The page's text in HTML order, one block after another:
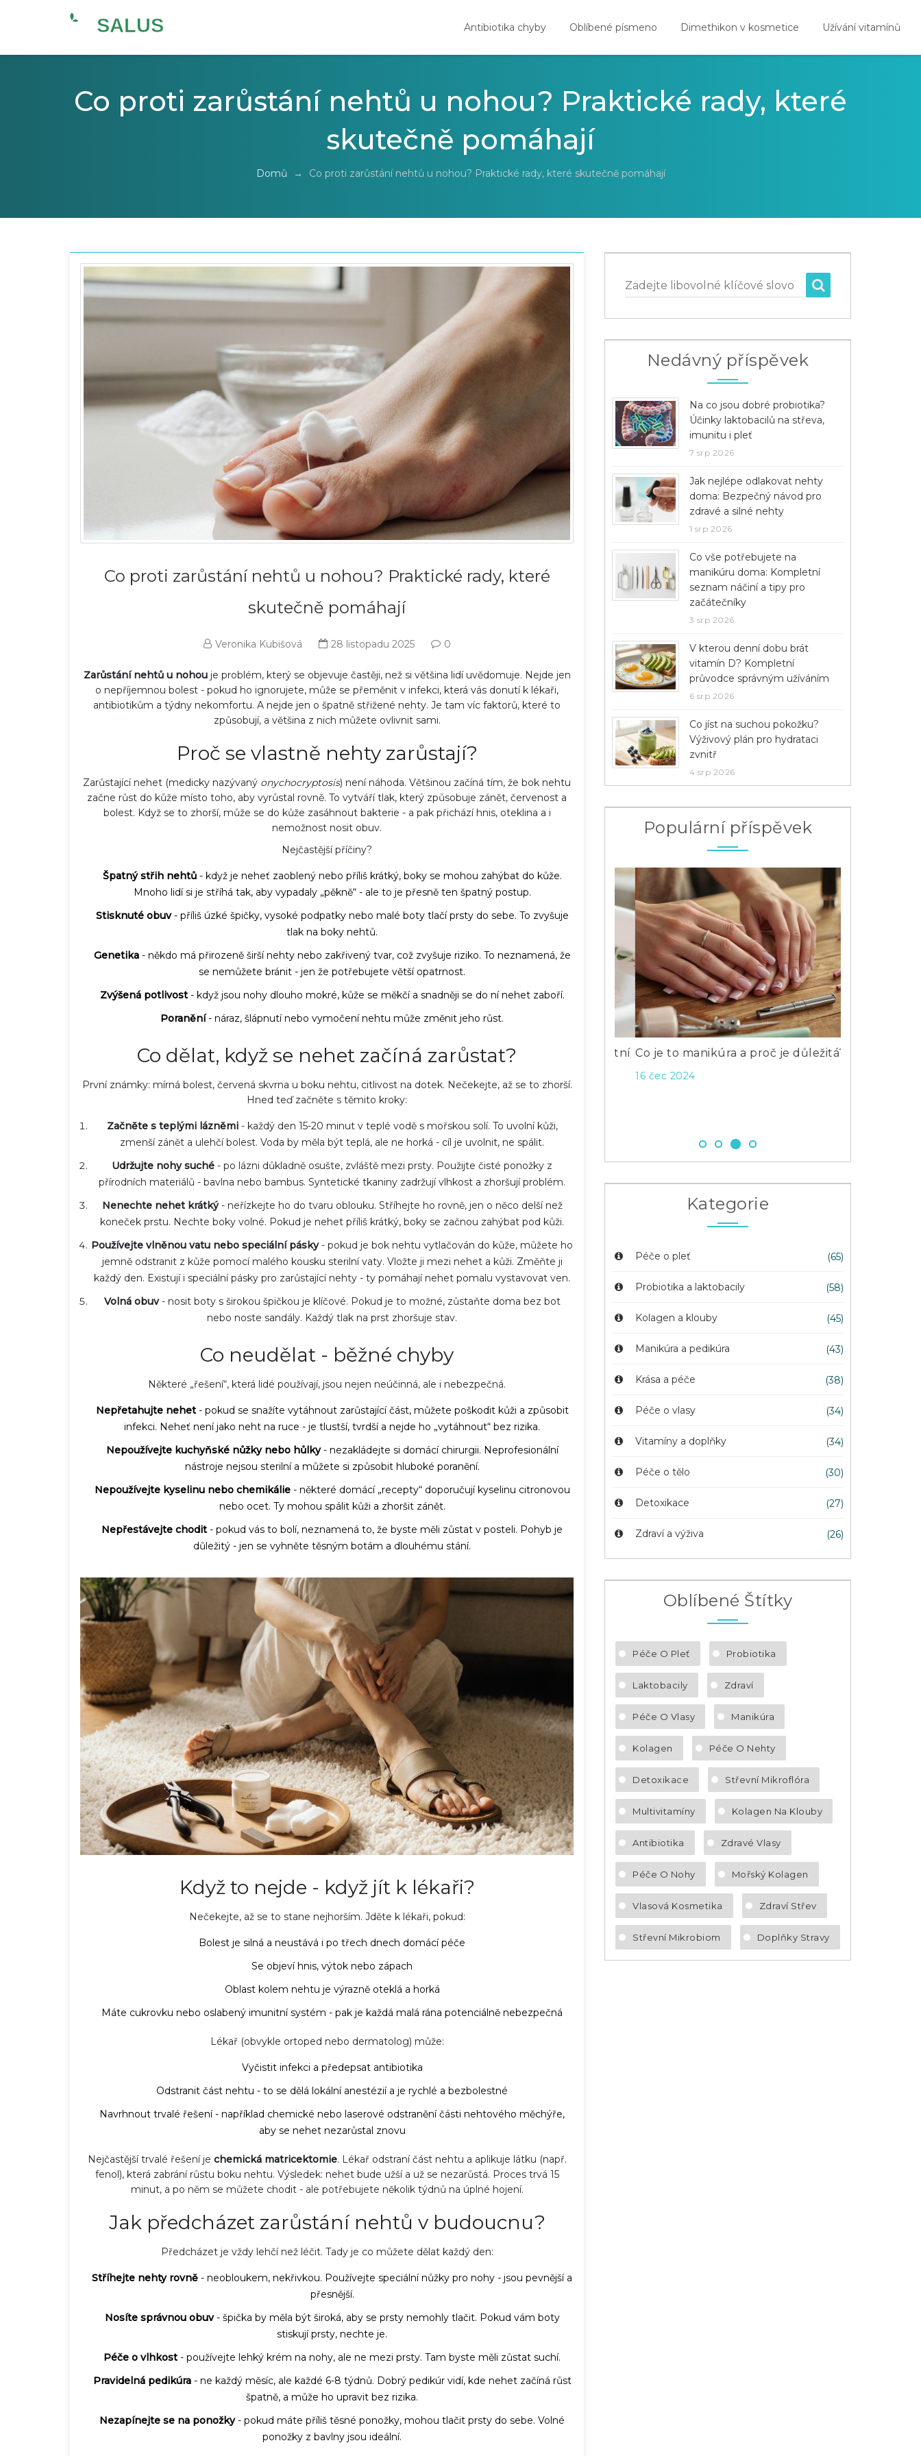
Antibiotika chyby Oblíbené písmeno Dimethikon v kosmetice Užívání vitamínů
Co proti zarůstání nehtů u nohou? Praktické rady, které
skutečně pomáhají
Domů → Co proti zarůstání nehtů u nohou? Praktické rady, které skutečně pomáhají
Co proti zarůstání nehtů u nohou? Praktické rady, které
skutečně pomáhají
Veronika Kubišová 28 listopadu 2025 0
Zarůstání nehtů u nohouje problém, který se objevuje častěji, než si většina lidí uvědomuje. Nejde jen
o nepříjemnou bolest - pokud ho ignorujete, může se přeměnit v infekci, která vás donutí k lékaři,
antibiotikům a týdny nekomfortu. A nejde jen o špatně střižené nehty. Je tam víc faktorů, které to
způsobují, a většina z nich můžete ovlivnit sami.
Proč se vlastně nehty zarůstají?
Zarůstající nehet (medicky nazývaný onychocryptosis) není náhoda. Většinou začíná tím, že bok nehtu
začne růst do kůže místo toho, aby vyrůstal rovně. To vytváří tlak, který způsobuje zánět, červenost a
bolest. Když se to zhorší, může se do kůže zasáhnout bakterie - a pak přichází hnis, oteklina a i
nemožnost nosit obuv.
Nejčastější příčiny?
Špatný střih nehtů- když je neheť zaoblený nebo příliš krátký, boky se mohou zahýbat do kůže.
Mnoho lidí si je stříhá tak, aby vypadaly „pěkně“ - ale to je přesně ten špatný postup.
Stisknuté obuv- příliš úzké špičky, vysoké podpatky nebo malé boty tlačí prsty do sebe. To zvyšuje
tlak na boky nehtů.
Genetika- někdo má přirozeně širší nehty nebo zakřivený tvar, což zvyšuje riziko. To neznamená, že
se nemůžete bránit - jen že potřebujete větší opatrnost.
Zvýšená potlivost- když jsou nohy dlouho mokré, kůže se měkčí a snadněji se do ní nehet zaboří.
Poranění- náraz, šlápnutí nebo vymočení nehtu může změnit jeho růst.
Co dělat, když se nehet začíná zarůstat?
První známky: mírná bolest, červená skvrna u boku nehtu, citlivost na dotek. Nečekejte, až se to zhorší.
Hned teď začněte s těmito kroky:
Začněte s teplými lázněmi- každý den 15-20 minut v teplé vodě s mořskou solí. To uvolní kůži,
zmenší zánět a ulehčí bolest. Voda by měla být teplá, ale ne horká - cíl je uvolnit, ne spálit.
Udržujte nohy suché - po lázni důkladně osušte, zvláště mezi prsty. Použijte čisté ponožky z
přírodních materiálů - bavlna nebo bambus. Syntetické tkaniny zadržují vlhkost a zhoršují problém.
Nenechte nehet krátký- neřízkejte ho do tvaru oblouku. Stříhejte ho rovně, jen o něco delší než
koneček prstu. Nechte boky volné. Pokud je nehet příliš krátký, boky se začnou zahýbat pod kůži.
Používejte vlněnou vatu nebo speciální pásky- pokud je bok nehtu vytlačován do kůže, můžete ho
jemně odstranit z kůže pomocí malého kousku sterilní vaty. Vložte ji mezi nehet a kůži. Změňte ji
každý den. Existují i speciální pásky pro zarůstající nehty - ty pomáhají nehet pomalu vystavovat ven.
Volná obuv- nosit boty s širokou špičkou je klíčové. Pokud je to možné, zůstaňte doma bez bot
nebo noste sandály. Každý tlak na prst zhoršuje stav.
Co neudělat - běžné chyby
Některé „řešení“, která lidé používají, jsou nejen neúčinná, ale i nebezpečná.
Nepřetahujte nehet- pokud se snažíte vytáhnout zarůstající část, můžete poškodit kůži a způsobit
infekci. Neheť není jako neht na ruce - je tlustší, tvrdší a nejde ho „vytáhnout“ bez rizika.
Nepoužívejte kuchyňské nůžky nebo hůlky- nezakládejte si domácí chirurgii. Neprofesionální
nástroje nejsou sterilní a můžete si způsobit hluboké poranění.
Nepoužívejte kyselinu nebo chemikálie- některé domácí „recepty“ doporučují kyselinu citronovou
nebo ocet. Ty mohou spálit kůži a zhoršit zánět.
Nepřestávejte chodit- pokud vás to bolí, neznamená to, že byste měli zůstat v posteli. Pohyb je
důležitý - jen se vyhněte těsným botám a dlouhému stání.
Když to nejde - když jít k lékaři?
Nečekejte, až se to stane nejhorším. Jděte k lékaři, pokud:
Bolest je silná a neustává i po třech dnech domácí péče
Se objeví hnis, výtok nebo zápach
Oblast kolem nehtu je výrazně oteklá a horká
Máte cukrovku nebo oslabený imunitní systém - pak je každá malá rána potenciálně nebezpečná
Lékař (obvykle ortoped nebo dermatolog) může:
Vyčistit infekci a předepsat antibiotika
Odstranit část nehtu - to se dělá lokální anestézií a je rychlé a bezbolestné
Navrhnout trvalé řešení - například chemické nebo laserové odstranění části nehtového měchýře,
aby se nehet nezarůstal znovu
Nejčastější trvalé řešení je chemická matricektomie. Lékař odstraní část nehtu a aplikuje látku (např.
fenol), která zabrání růstu boku nehtu. Výsledek: nehet bude užší a už se nezarůstá. Proces trvá 15
minut, a po něm se můžete chodit - ale potřebujete několik týdnů na úplné hojení.
Jak předcházet zarůstání nehtů v budoucnu?
Předcházet je vždy lehčí než léčit. Tady je co můžete dělat každý den:
Stříhejte nehty rovně - neobloukem, nekřivkou. Používejte speciální nůžky pro nohy - jsou pevnější a
přesnější.
Nosíte správnou obuv- špička by měla být široká, aby se prsty nemohly tlačit. Pokud vám boty
stiskují prsty, nechte je.
Péče o vlhkost- používejte lehký krém na nohy, ale ne mezi prsty. Tam byste měli zůstat suchí.
Pravidelná pedikúra- ne každý měsíc, ale každé 6-8 týdnů. Dobrý pedikúr vidí, kde nehet začíná růst
špatně, a může ho upravit bez rizika.
Nezapínejte se na ponožky- pokud máte příliš těsné ponožky, mohou tlačit prsty do sebe. Volné
ponožky z bavlny jsou ideální.
Zadejte libovolné klíčové slovo
Nedávný příspěvek
Na co jsou dobré probiotika?
Účinky laktobacilů na střeva,
imunitu i pleť
7 srp 2026
Jak nejlépe odlakovat nehty
doma: Bezpečný návod pro
zdravé a silné nehty
1 srp 2026
Co vše potřebujete na
manikúru doma: Kompletní
seznam náčiní a tipy pro
začátečníky
3 srp 2026
V kterou denní dobu brát
vitamín D? Kompletní
průvodce správným užíváním
6 srp 2026
Co jíst na suchou pokožku?
Výživový plán pro hydrataci
zvnitř
4 srp 2026
Populární příspěvek
Jak zlepšíš kvalitu jemných vlasů:
Praktický průvodce pro objem a sílu
26 dub 2026
Co všechno dělá pedikúra? Kompletní
Co je to manikúra a proč je důležitá?
16 čec 2024
Kategorie
Péče o pleť (65)
Probiotika a laktobacily (58)
Kolagen a klouby (45)
Manikúra a pedikúra (43)
Krása a péče (38)
Péče o vlasy (34)
Vitamíny a doplňky (34)
Péče o tělo (30)
Detoxikace (27)
Zdraví a výživa (26)
Oblíbené Štítky
Péče O Pleť Probiotika
Laktobacily Zdraví
Péče O Vlasy Manikúra
Kolagen Péče O Nehty
Detoxikace Střevní Mikroflóra
Multivitamíny Kolagen Na Klouby
Antibiotika Zdravé Vlasy
Péče O Nohy Mořský Kolagen
Vlasová Kosmetika Zdraví Střev
Střevní Mikrobiom Doplňky Stravy